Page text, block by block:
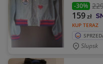
-30%
KUP TERAZ
159zł
Slupsk